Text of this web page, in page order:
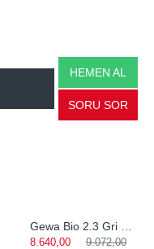
HEMEN AL
SORU SOR
8.640,00
9.072,00